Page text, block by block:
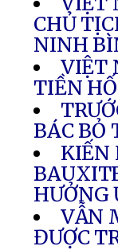
CHỦ
NINH
VIỆT
TIỀN
BÁC BỎ
KIẾN
HƯỞNG
VẪN
ĐƯỢC